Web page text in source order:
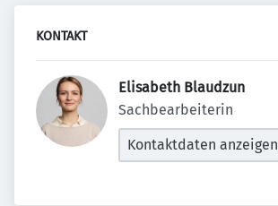
KONTAKT
Elisabeth Blaudzun
Sachbearbeiterin
Kontaktdaten anzeigen